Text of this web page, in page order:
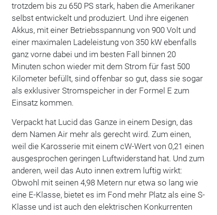
trotzdem bis zu 650 PS stark, haben die Amerikaner
selbst entwickelt und produziert. Und ihre eigenen
Akkus, mit einer Betriebsspannung von 900 Volt und
einer maximalen Ladeleistung von 350 kW ebenfalls
ganz vorne dabei und im besten Fall binnen 20
Minuten schon wieder mit dem Strom für fast 500
Kilometer befüllt, sind offenbar so gut, dass sie sogar
als exklusiver Stromspeicher in der Formel E zum
Einsatz kommen.
Verpackt hat Lucid das Ganze in einem Design, das
dem Namen Air mehr als gerecht wird. Zum einen,
weil die Karosserie mit einem cW-Wert von 0,21 einen
ausgesprochen geringen Luftwiderstand hat. Und zum
anderen, weil das Auto innen extrem luftig wirkt:
Obwohl mit seinen 4,98 Metern nur etwa so lang wie
eine E-Klasse, bietet es im Fond mehr Platz als eine S-
Klasse und ist auch den elektrischen Konkurrenten